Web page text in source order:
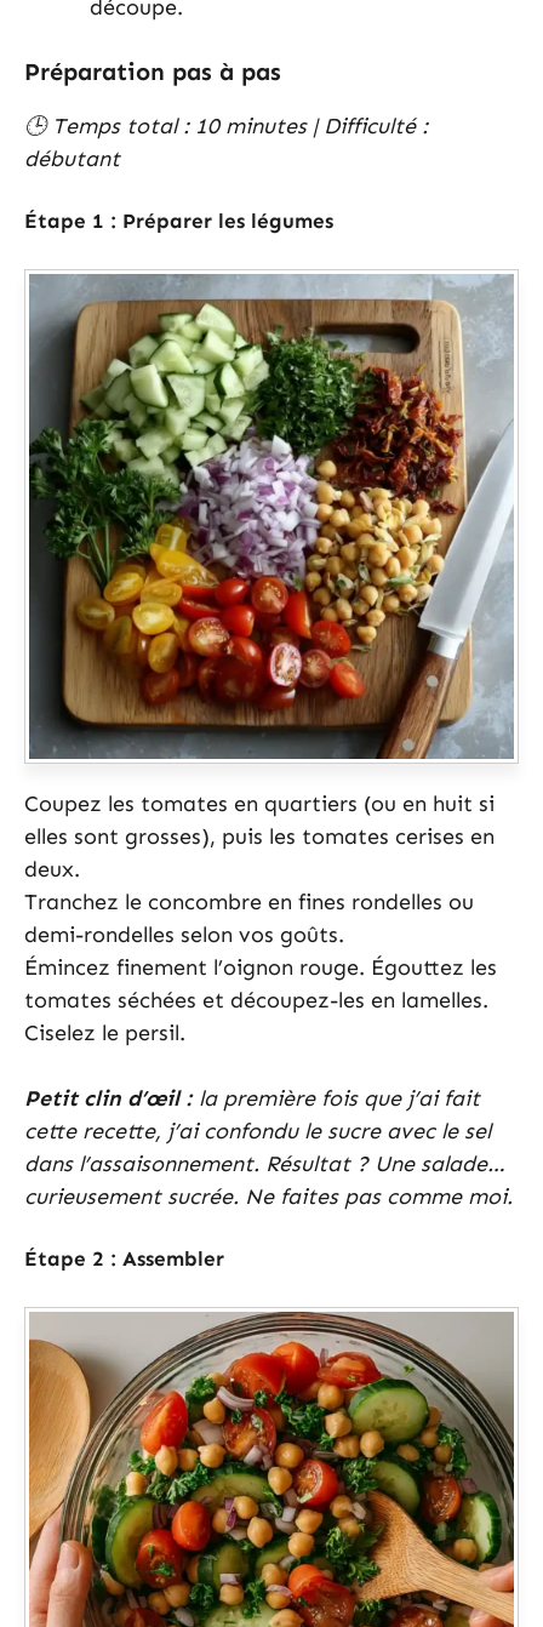
découpe.
Préparation pas à pas
🕒 Temps total : 10 minutes | Difficulté :
débutant
Étape 1 : Préparer les légumes
Coupez les tomates en quartiers (ou en huit si
elles sont grosses), puis les tomates cerises en
deux.
Tranchez le concombre en fines rondelles ou
demi-rondelles selon vos goûts.
Émincez finement l’oignon rouge. Égouttez les
tomates séchées et découpez-les en lamelles.
Ciselez le persil.
Petit clin d’œil :la première fois que j’ai fait
cette recette, j’ai confondu le sucre avec le sel
dans l’assaisonnement. Résultat ? Une salade…
curieusement sucrée. Ne faites pas comme moi.
Étape 2 : Assembler